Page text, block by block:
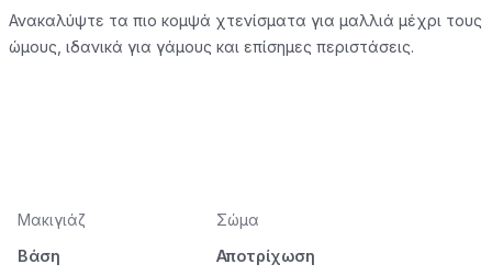
Ανακαλύψτε τα πιο κομψά χτενίσματα για μαλλιά μέχρι τους
ώμους, ιδανικά για γάμους και επίσημες περιστάσεις.
Μακιγιάζ
Βάση
Σώμα
Αποτρίχωση